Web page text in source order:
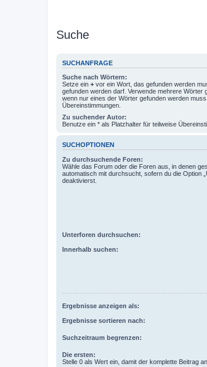
Suche
SUCHANFRAGE
Suche nach Wörtern:
Setze ein + vor ein Wort, das gefunden werden
gefunden werden darf. Verwende mehrere Wörter
wenn nur eines der Wörter gefunden werden
Übereinstimmungen.
Zu suchender Autor:
Benutze ein * als Platzhalter für teilweise
SUCHOPTIONEN
Zu durchsuchende Foren:
Wähle das Forum oder die Foren aus, in denen
automatisch mit durchsucht, sofern du die Option
deaktivierst.
Unterforen durchsuchen:
Innerhalb suchen:
Ergebnisse anzeigen als:
Ergebnisse sortieren nach:
Suchzeitraum begrenzen:
Die ersten:
Stelle 0 als Wert ein, damit der komplette Beitrag